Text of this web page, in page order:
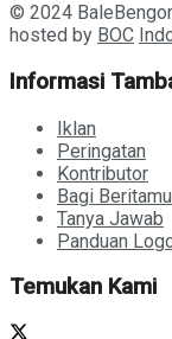
© 2024
hosted by BOC
Informasi
Iklan
Peringatan
Kontributor
Bagi
Tanya Jawab
Panduan
Temukan Kami